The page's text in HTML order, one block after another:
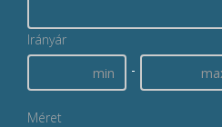
Irányár
-
Méret